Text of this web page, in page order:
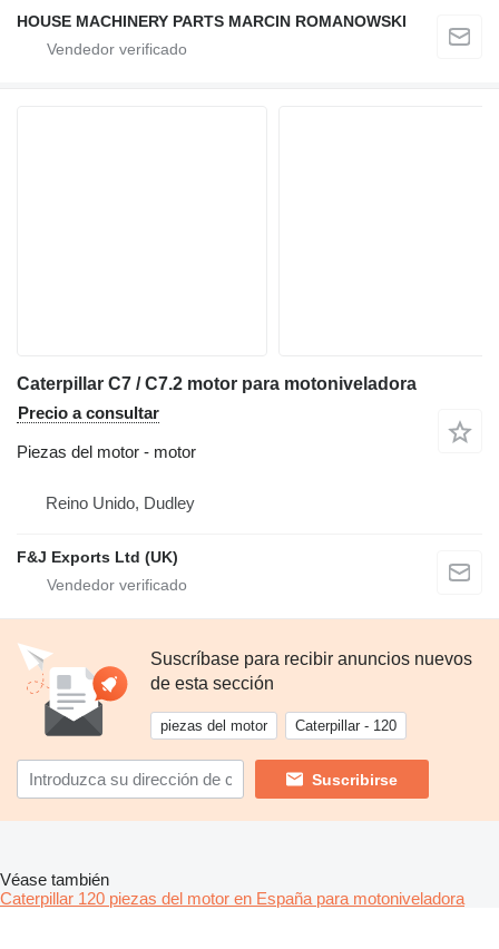
HOUSE MACHINERY PARTS MARCIN ROMANOWSKI
Caterpillar C7 / C7.2 motor para motoniveladora
Precio a consultar
Piezas del motor - motor
Reino Unido, Dudley
F&J Exports Ltd (UK)
Suscríbase para recibir anuncios nuevos
de esta sección
piezas del motor Caterpillar - 120
Suscribirse
Véase también
Caterpillar 120 piezas del motor en España para motoniveladora